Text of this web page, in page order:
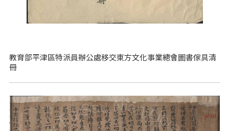
教育部平津區特派員辦公處移交東方文化事業總會圖書傢具清
冊